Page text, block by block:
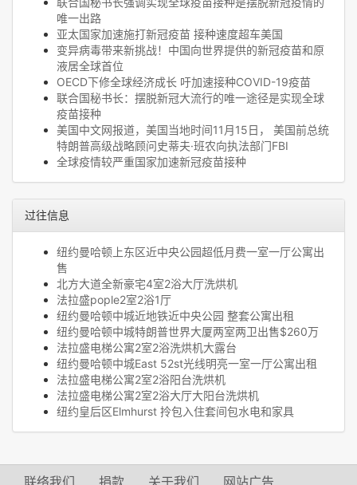
唯一出路
亚太国家加速施打新冠疫苗 接种速度超车美国
变异病毒带来新挑战！中国向世界提供的新冠疫苗和原
液居全球首位
OECD下修全球经济成长 吁加速接种COVID-19疫苗
联合国秘书长：摆脱新冠大流行的唯一途径是实现全球
疫苗接种
美国中文网报道，美国当地时间11月15日， 美国前总统
特朗普高级战略顾问史蒂夫·班农向执法部门FBI
全球疫情较严重国家加速新冠疫苗接种
过往信息
纽约曼哈顿上东区近中央公园超低月费一室一厅公寓出
售
北方大道全新豪宅4室2浴大厅洗烘机
法拉盛pople2室2浴1厅
纽约曼哈顿中城近地铁近中央公园 整套公寓出租
纽约曼哈顿中城特朗普世界大厦两室两卫出售$260万
法拉盛电梯公寓2室2浴洗烘机大露台
纽约曼哈顿中城East 52st光线明亮一室一厅公寓出租
法拉盛电梯公寓2室2浴阳台洗烘机
法拉盛电梯公寓2室2浴大厅大阳台洗烘机
纽约皇后区Elmhurst 拎包入住套间包水电和家具
联络我们 捐款 关于我们 网站广告